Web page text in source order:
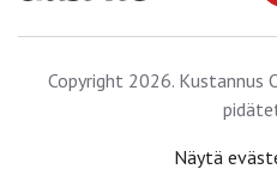
Copyright 2026. Kustannus
Näytä